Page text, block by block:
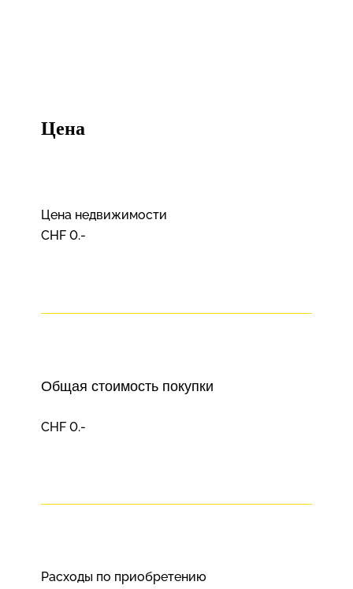
Цена
Цена недвижимости
CHF 0.-
Общая стоимость покупки
CHF 0.-
Расходы по приобретению